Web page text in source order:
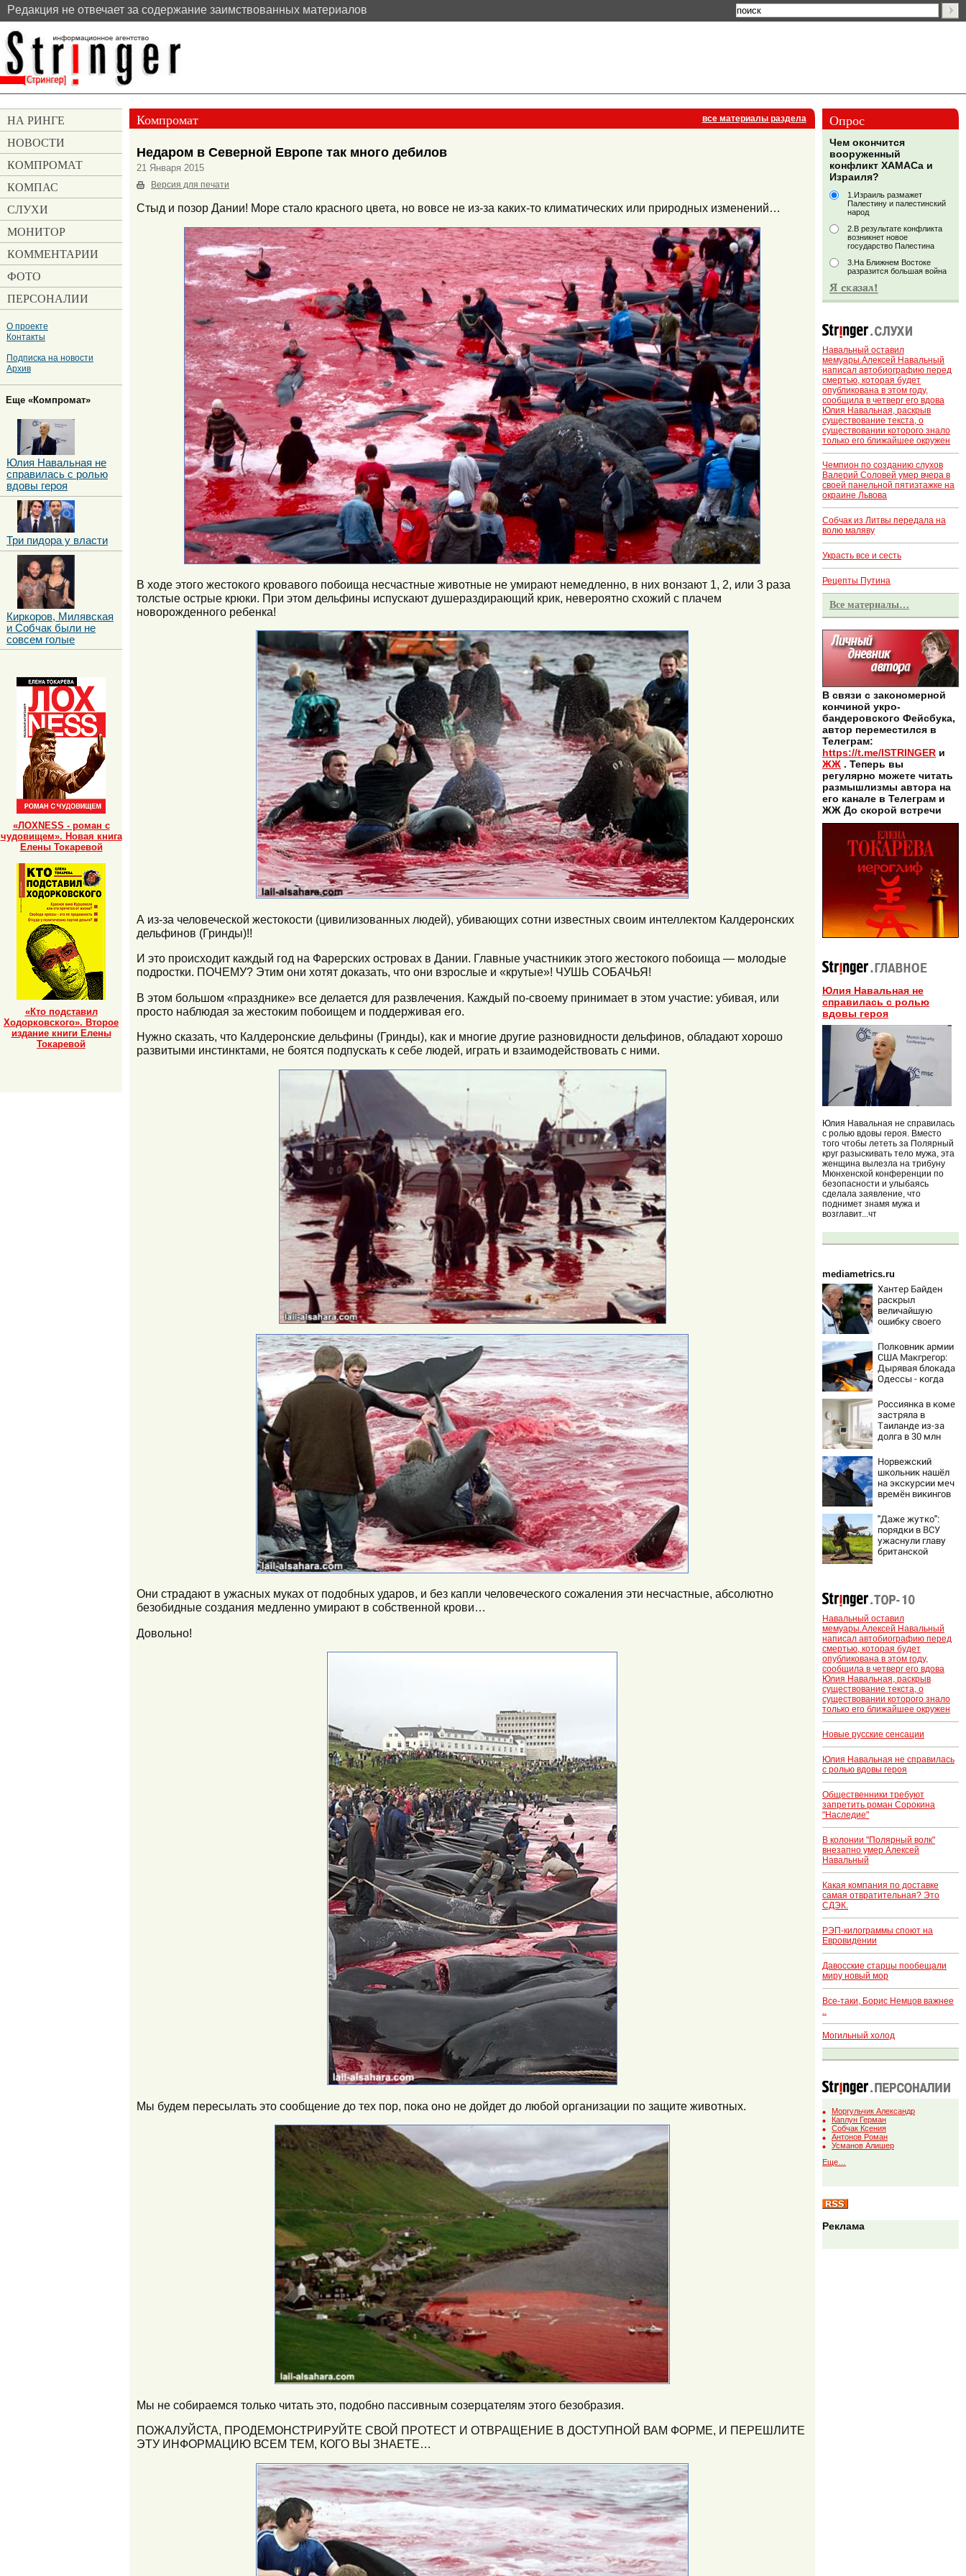
Pедакция не отвечает за содержание заимствованных материалов
Компромат все материалы раздела
Недаром в Северной Европе так много дебилов
21 Января 2015
Версия для печати
Стыд и позор Дании! Море стало красного цвета, но вовсе не из-за каких-то климатических или природных изменений…
В ходе этого жестокого кровавого побоища несчастные животные не умирают немедленно, в них вонзают 1, 2, или 3 раза
толстые острые крюки. При этом дельфины испускают душераздирающий крик, невероятно схожий с плачем
новорожденного ребенка!
А из-за человеческой жестокости (цивилизованных людей), убивающих сотни известных своим интеллектом Калдеронских
дельфинов (Гринды)!!
И это происходит каждый год на Фарерских островах в Дании. Главные участникик этого жестокого побоища — молодые
подростки. ПОЧЕМУ? Этим они хотят доказать, что они взрослые и «крутые»! ЧУШЬ СОБАЧЬЯ!
В этом большом «празднике» все делается для развлечения. Каждый по-своему принимает в этом участие: убивая, или
просто наблюдая за жестоким побоищем и поддерживая его.
Нужно сказать, что Калдеронские дельфины (Гринды), как и многие другие разновидности дельфинов, обладают хорошо
развитыми инстинктами, не боятся подпускать к себе людей, играть и взаимодействовать с ними.
Они страдают в ужасных муках от подобных ударов, и без капли человеческого сожаления эти несчастные, абсолютно
безобидные создания медленно умирают в собственной крови…
Довольно!
Мы будем пересылать это сообщение до тех пор, пока оно не дойдет до любой организации по защите животных.
Мы не собираемся только читать это, подобно пассивным созерцателям этого безобразия.
ПОЖАЛУЙСТА, ПРОДЕМОНСТРИРУЙТЕ СВОЙ ПРОТЕСТ И ОТВРАЩЕНИЕ В ДОСТУПНОЙ ВАМ ФОРМЕ, И ПЕРЕШЛИТЕ
ЭТУ ИНФОРМАЦИЮ ВСЕМ ТЕМ, КОГО ВЫ ЗНАЕТЕ…
Опрос
Чем окончится
вооруженный
конфликт ХАМАСа и
Израиля?
1.Израиль размажет
Палестину и палестинский
народ
2.В результате конфликта
возникнет новое
государство Палестина
3.На Ближнем Востоке
разразится большая война
Навальный оставил
мемуары.Алексей Навальный
написал автобиографию перед
смертью, которая будет
опубликована в этом году,
сообщила в четверг его вдова
Юлия Навальная, раскрыв
существование текста, о
существовании которого знало
только его ближайшее окружен
Чемпион по созданию слухов
Валерий Соловей умер вчера в
своей панельной пятиэтажке на
окраине Львова
Собчак из Литвы передала на
волю маляву
Украсть все и сесть
Рецепты Путина
Все материалы…
В связи с закономерной
кончиной укро-
бандеровского Фейсбука,
автор переместился в
Телеграм:
https://t.me/ISTRINGER и
ЖЖ . Теперь вы
регулярно можете читать
размышлизмы автора на
его канале в Телеграм и
ЖЖ До скорой встречи
Юлия Навальная не
справилась с ролью
вдовы героя
Юлия Навальная не справилась
с ролью вдовы героя. Вместо
того чтобы лететь за Полярный
круг разыскивать тело мужа, эта
женщина вылезла на трибуну
Мюнхенской конференции по
безопасности и улыбаясь
сделала заявление, что
поднимет знамя мужа и
возглавит...чт
mediametrics.ru
Хантер Байден
раскрыл
величайшую
ошибку своего
бездействие
против Трампа
Полковник армии
США Макгрегор:
Дырявая блокада
Одессы - когда
командовании
ВМФ России за
это полетят
головы?
Россиянка в коме
застряла в
Таиланде из-за
долга в 30 млн
Норвежский
школьник нашёл
на экскурсии меч
времён викингов
"Даже жутко":
порядки в ВСУ
ужаснули главу
британской
Навальный оставил
мемуары.Алексей Навальный
написал автобиографию перед
смертью, которая будет
опубликована в этом году,
сообщила в четверг его вдова
Юлия Навальная, раскрыв
существование текста, о
существовании которого знало
только его ближайшее окружен
Новые русские сенсации
Юлия Навальная не справилась
с ролью вдовы героя
Общественники требуют
запретить роман Сорокина
"Наследие"
В колонии "Полярный волк"
внезапно умер Алексей
Навальный
Какая компания по доставке
самая отвратительная? Это
СДЭК.
РЭП-килограммы споют на
Евровидении
Давосские старцы пообещали
миру новый мор
Все-таки, Борис Немцов важнее
Могильный холод
Моргульчик Александр
Каплун Герман
Собчак Ксения
Антонов Роман
Усманов Алишер
Еще…
Реклама
НА РИНГЕ
НОВОСТИ
КОМПРОМАТ
КОМПАС
СЛУХИ
МОНИТОР
КОММЕНТАРИИ
ФОТО
ПЕРСОНАЛИИ
О проекте
Контакты
Подписка на новости
Архив
Еще «Компромат»
Юлия Навальная не
справилась с ролью
вдовы героя
Три пидора у власти
Киркоров, Милявская
и Собчак были не
совсем голые
«ЛОХNESS - роман с
чудовищем». Новая книга
Елены Токаревой
«Кто подставил
Ходорковского». Второе
издание книги Елены
Токаревой